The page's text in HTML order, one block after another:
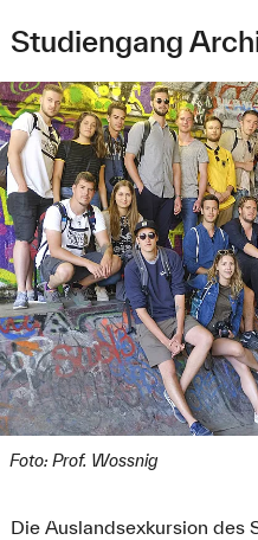
Studiengang
Foto: Prof. Wossnig
Die Auslandsexkursion des